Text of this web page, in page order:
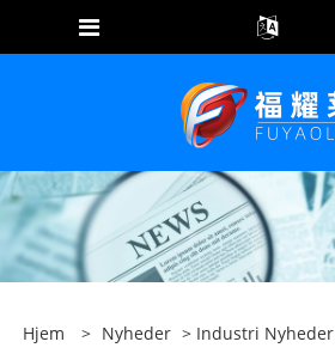
Hjem > Nyheder > Industri Nyheder